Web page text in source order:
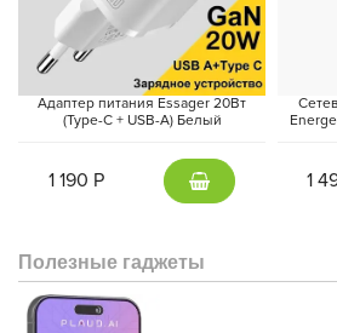
Уникальная функция оценки
следить за состоянием
предотвращая потенциальные
устройство имеет одобрение FDA
сне.Адаптер питания Essager 20Вт
(Type-C + USB-A) Белый
1 190 Р 1
Полезные гаджеты